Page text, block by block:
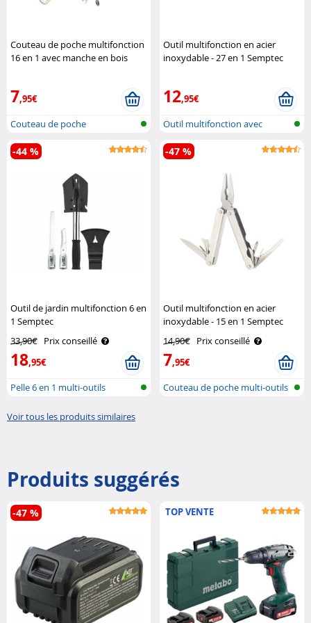
Couteau de poche multifonction
16 en 1 avec manche en bois
7,95€
Couteau de poche
multifonction
Outil multifonction en acier
inoxydable - 27 en 1 Semptec
12,95€
Outil multifonction avec
tournevis
Outil de jardin multifonction 6 en
1 Semptec
33,90€ Prix conseillé
18,95€
-44 %
Pelle 6 en 1 multi-outils
Outil multifonction en acier
inoxydable - 15 en 1 Semptec
14,90€ Prix conseillé
7,95€
-47 %
Couteau de poche multi-outils
Voir tous les produits similaires
Produits suggérés
-47 % TOP VENTE